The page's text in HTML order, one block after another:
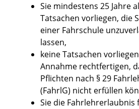
Sie mindestens 25 Jahre
Tatsachen vorliegen, die
einer Fahrschule
lassen,
keine Tatsachen
Annahme rechtfertigen,
Pflichten nach § 29
(FahrlG) nicht erfüllen
Sie die Fahrlehrerlaubnis